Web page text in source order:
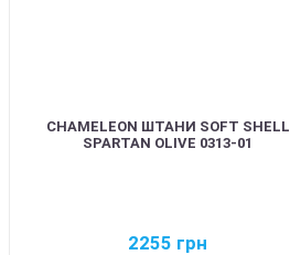
CHAMELEON ШТАНИ SOFT SHELL
SPARTAN OLIVE 0313-01
2255 грн